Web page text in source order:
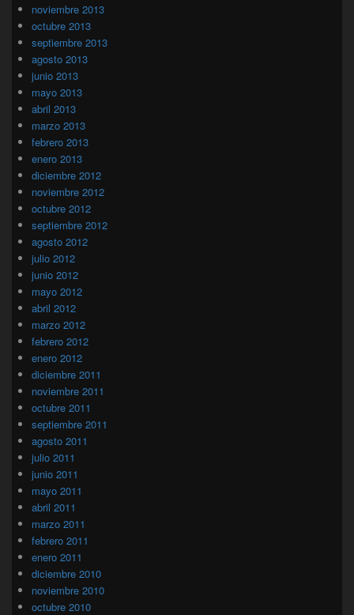
noviembre 2013
octubre 2013
septiembre 2013
agosto 2013
junio 2013
mayo 2013
abril 2013
marzo 2013
febrero 2013
enero 2013
diciembre 2012
noviembre 2012
octubre 2012
septiembre 2012
agosto 2012
julio 2012
junio 2012
mayo 2012
abril 2012
marzo 2012
febrero 2012
enero 2012
diciembre 2011
noviembre 2011
octubre 2011
septiembre 2011
agosto 2011
julio 2011
junio 2011
mayo 2011
abril 2011
marzo 2011
febrero 2011
enero 2011
diciembre 2010
noviembre 2010
octubre 2010